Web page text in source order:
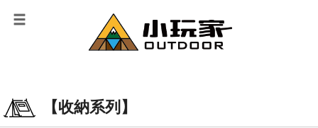
【收納系列】